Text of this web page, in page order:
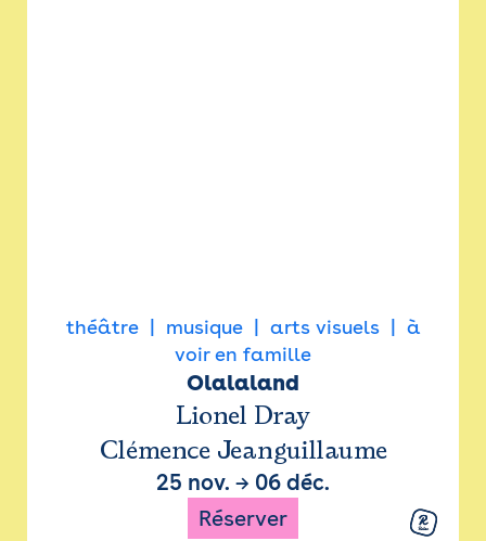
théâtre musique arts visuels
à
voir en famille
Olalaland
Lionel Dray
Clémence Jeanguillaume
25 nov. → 06 déc.
Réserver